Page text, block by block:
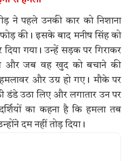
ने पहले उनकी कार को निशाना
की। इसके बाद मनीष सिंह को
गया। उन्हें सड़क पर गिराकर
और जब वह खुद को बचाने की
और उग्र हो गए। मौके पर
डंडे उठा लिए और लगातार उन पर
का कहना है कि हमला तब
दम नहीं तोड़ दिया।